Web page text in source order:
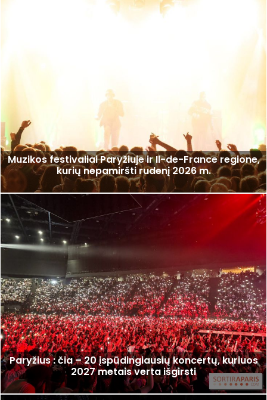
Muzikos festivaliai Paryžiuje ir Il-de-France regione,
kurių nepamiršti rudenį 2026 m.
Paryžius : čia – 20 įspūdingiausių koncertų, kuriuos
2027 metais verta išgirsti